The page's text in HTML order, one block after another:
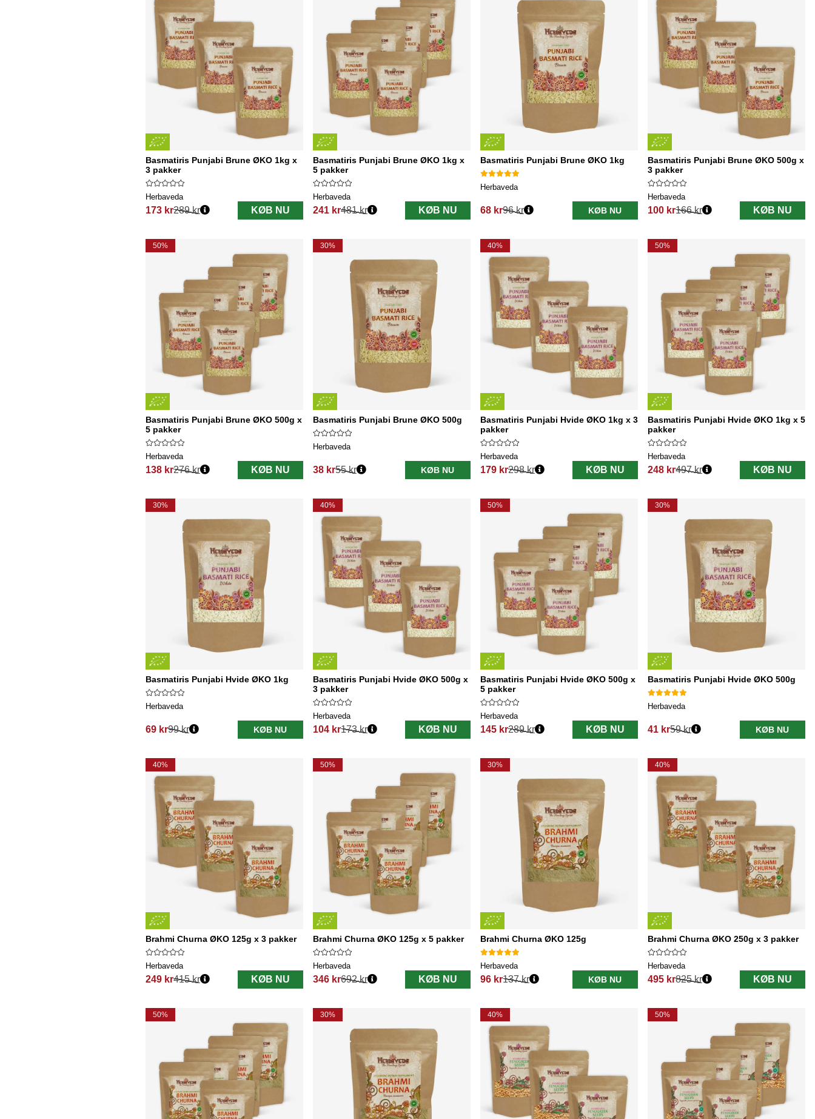
Basmatiris Punjabi Brune ØKO 1kg x
3 pakker
Herbaveda
173 kr
Normalpris:
289 kr KØB NU
Basmatiris Punjabi Brune ØKO 1kg x
5 pakker
Herbaveda
241 kr
Normalpris:
481 kr KØB NU
Basmatiris Punjabi Brune ØKO 1kg
Herbaveda
68 kr
Normalpris:
96 kr KØB NU
Basmatiris Punjabi Brune ØKO 500g x
3 pakker
Herbaveda
100 kr
Normalpris:
166 kr KØB NU
50%
Basmatiris Punjabi Brune ØKO 500g x
5 pakker
Herbaveda
138 kr
Normalpris:
276 kr KØB NU
30%
Basmatiris Punjabi Brune ØKO 500g
Herbaveda
38 kr
Normalpris:
55 kr KØB NU
40%
Basmatiris Punjabi Hvide ØKO 1kg x 3
pakker
Herbaveda
179 kr
Normalpris:
298 kr KØB NU
50%
Basmatiris Punjabi Hvide ØKO 1kg x 5
pakker
Herbaveda
248 kr
Normalpris:
497 kr KØB NU
30%
Basmatiris Punjabi Hvide ØKO 1kg
Herbaveda
69 kr
Normalpris:
99 kr KØB NU
40%
Basmatiris Punjabi Hvide ØKO 500g x
3 pakker
Herbaveda
104 kr
Normalpris:
173 kr KØB NU
50%
Basmatiris Punjabi Hvide ØKO 500g x
5 pakker
Herbaveda
145 kr
Normalpris:
289 kr KØB NU
30%
Basmatiris Punjabi Hvide ØKO 500g
Herbaveda
41 kr
Normalpris:
59 kr KØB NU
40%
Brahmi Churna ØKO 125g x 3 pakker
Herbaveda
249 kr
Normalpris:
415 kr KØB NU
50%
Brahmi Churna ØKO 125g x 5 pakker
Herbaveda
346 kr
Normalpris:
692 kr KØB NU
30%
Brahmi Churna ØKO 125g
Herbaveda
96 kr
Normalpris:
137 kr KØB NU
40%
Brahmi Churna ØKO 250g x 3 pakker
Herbaveda
495 kr
Normalpris:
825 kr KØB NU
50% 30% 40% 50%